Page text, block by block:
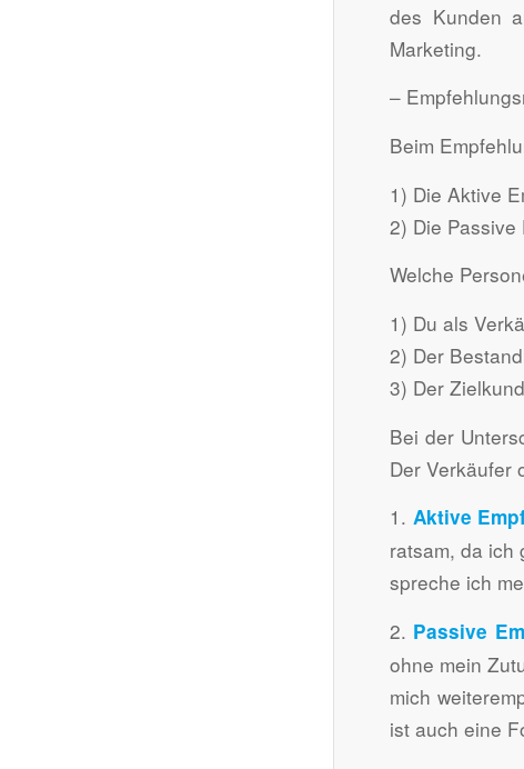
des Kunden
Marketing.
–
Beim
1) Die Aktive
2) Die Passive
Welche
1) Du als
2) Der
3) Der
Bei der
Der Verkäufer
1. Aktive
ratsam, da ich
spreche ich
2. Passive
ohne mein
mich
ist auch eine